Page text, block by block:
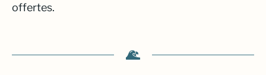
offertes.